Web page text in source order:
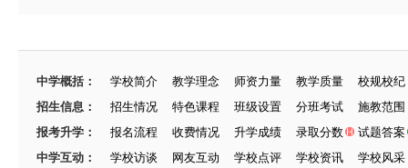
中学概括： 学校简介 教学理念 师资力量 教学质量
校规校纪
招生信息：
招生情况 特色课程 班级设置 分班考试
施教范围
报考升学：
报名流程 收费情况 升学成绩 录取分数
试题答案
中学互动：
学校访谈 网友互动 学校点评 学校资讯
学校风采